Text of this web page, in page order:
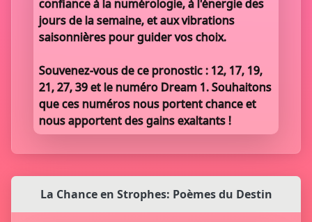
confiance à la numérologie, à l'énergie des
jours de la semaine, et aux vibrations
saisonnières pour guider vos choix.
Souvenez-vous de ce pronostic : 12, 17, 19,
21, 27, 39 et le numéro Dream 1. Souhaitons
que ces numéros nous portent chance et
nous apportent des gains exaltants !
La Chance en Strophes: Poèmes du Destin